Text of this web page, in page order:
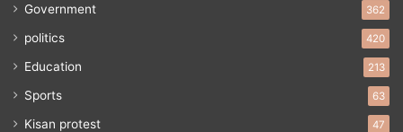
Government 362
politics 420
Education 213
Sports 63
Kisan protest 47